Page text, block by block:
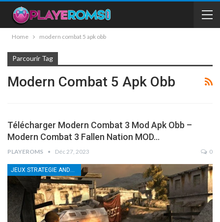
Home modern combat 5 apk obb
Parcourir Tag
Modern Combat 5 Apk Obb
Télécharger Modern Combat 3 Mod Apk Obb –
Modern Combat 3 Fallen Nation MOD…
PLAYEROMS Déc 27, 2023 0
JEUX STRATEGIE ANDROID